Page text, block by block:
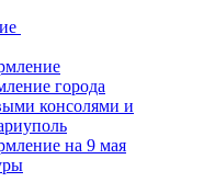
города
консолями и
на 9 мая